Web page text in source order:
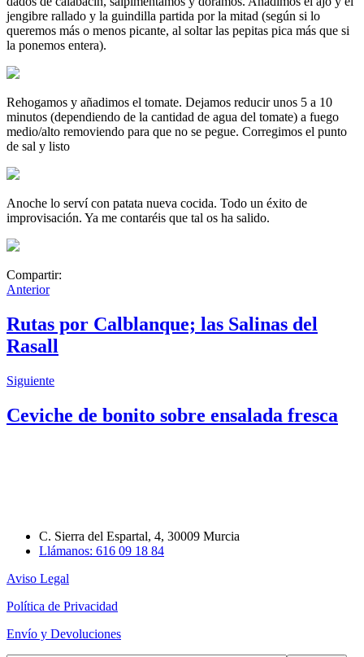
jengibre rallado y la guindilla partida por la mitad (según si lo
queremos más o menos picante, al soltar las pepitas pica más que si
la ponemos entera).
Rehogamos y añadimos el tomate. Dejamos reducir unos 5 a 10
minutos (dependiendo de la cantidad de agua del tomate) a fuego
medio/alto removiendo para que no se pegue. Corregimos el punto
de sal y listo
Anoche lo serví con patata nueva cocida. Todo un éxito de
improvisación. Ya me contaréis que tal os ha salido.
Compartir:
Anterior
Rutas por Calblanque; las Salinas del
Rasall
Siguiente
Ceviche de bonito sobre ensalada fresca
C. Sierra del Espartal, 4, 30009 Murcia
Llámanos: 616 09 18 84
Aviso Legal
Política de Privacidad
Envío y Devoluciones